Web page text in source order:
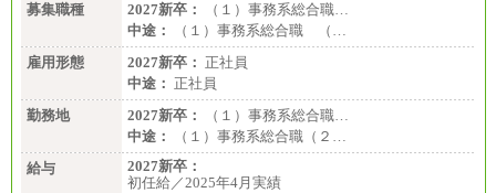
募集職種
2027新卒：
（１）事務系総合職…
中途：
（１）事務系総合職 （…
雇用形態
2027新卒： 正社員
中途： 正社員
勤務地
2027新卒：
（１）事務系総合職…
中途：
（１）事務系総合職（２…
給与
2027新卒：
初任給／2025年4月実績